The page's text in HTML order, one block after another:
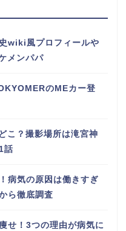
wiki風プロフィールや
メンパパ
のMEカー登
こ？撮影場所は滝宮神
話
病気の原因は働きすぎ
ら徹底調査
せ！3つの理由が病気に